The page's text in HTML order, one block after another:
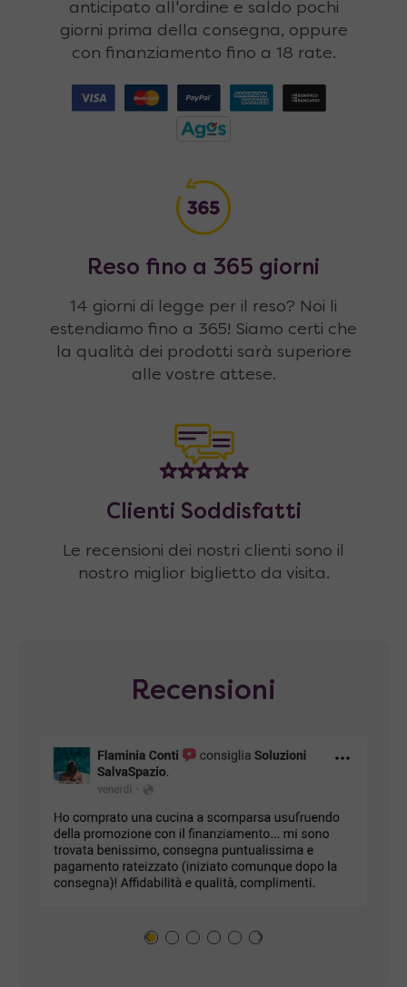
anticipato all'ordine e saldo pochi
giorni prima della consegna, oppure
con finanziamento fino a 18 rate.
Reso fino a 365 giorni
14 giorni di legge per il reso? Noi li
estendiamo fino a 365! Siamo certi che
la qualità dei prodotti sarà superiore
alle vostre attese.
Clienti Soddisfatti
Le recensioni dei nostri clienti sono il
nostro miglior biglietto da visita.
Recensioni